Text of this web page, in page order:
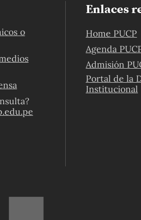
o
Enlaces
Home PUCP
Agenda
Admisión
Portal de la
Institucional